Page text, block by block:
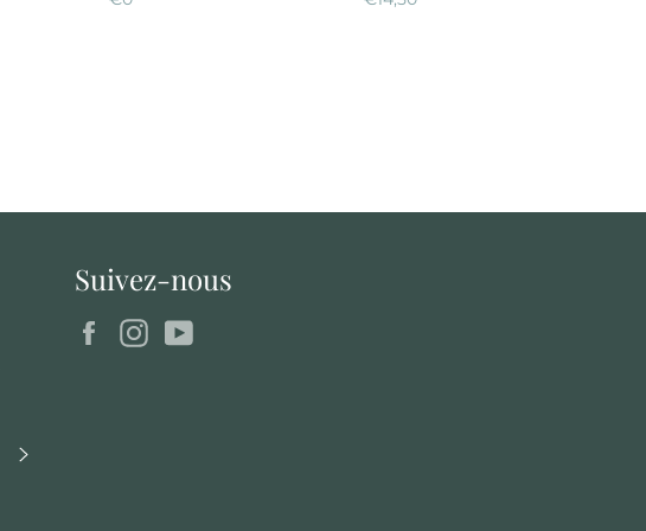
Suivez-nous
FacebookInstagram